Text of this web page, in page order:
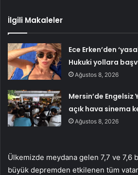
İlgili Makaleler
Ece Erken’den
Hukuki yollara
Ağustos 8, 2026
Mersin’de Engelsiz
açık hava sinema
Ağustos 8, 2026
Ülkemizde meydana gelen 7,7 ve 7,6
büyük depremden etkilenen tüm